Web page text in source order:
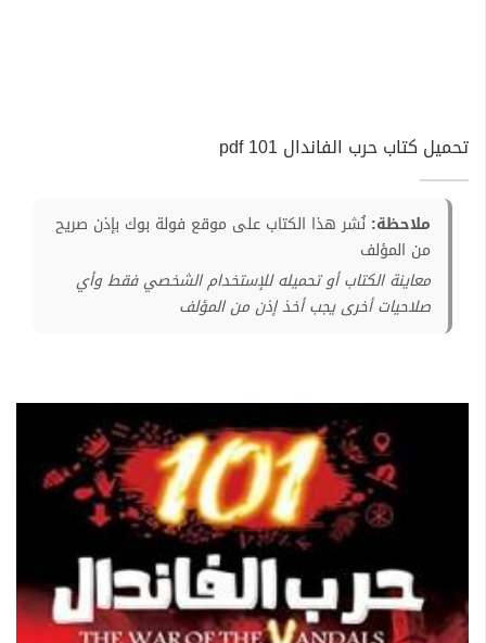
تحميل كتاب حرب الفاندال 101 pdf
ملاحظة: نُشر هذا الكتاب على موقع فولة بوك بإذن صريح
من المؤلف
معاينة الكتاب أو تحميله للإستخدام الشخصي فقط وأي
صلاحيات أخرى يجب أخذ إذن من المؤلف